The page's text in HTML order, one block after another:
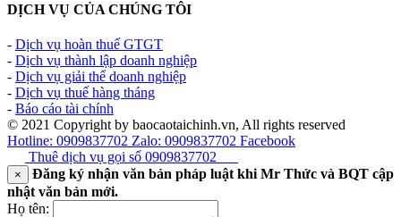
DỊCH VỤ CỦA CHÚNG TÔI
- Dịch vụ hoàn thuế GTGT
- Dịch vụ thành lập doanh nghiệp
- Dịch vụ giải thể doanh nghiệp
- Dịch vụ thuế hàng tháng
- Báo cáo tài chính
© 2021 Copyright by baocaotaichinh.vn, All rights reserved
Hotline: 0909837702 Zalo: 0909837702 Facebook
Thuê dịch vụ gọi số 0909837702
×
Đăng ký nhận văn bản pháp luật khi Mr Thức và BQT cập
nhật văn bản mới.
Họ tên: